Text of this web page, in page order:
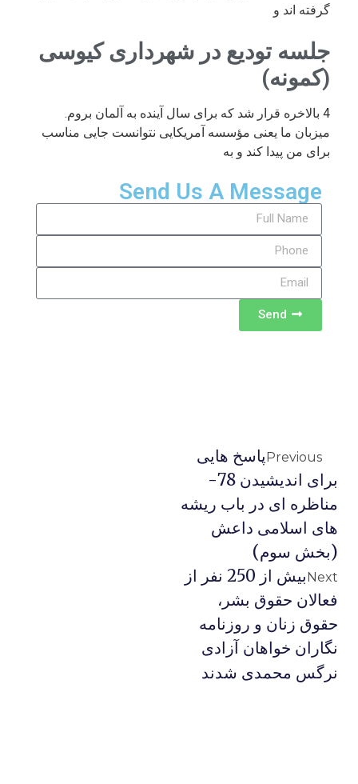
گرفته اند و
جلسه تودیع در شهرداری کیوسی
(کمونه)
4 بالاخره قرار شد که برای سال آینده به آلمان بروم.
میزبان ما یعنی مؤسسه آمریکایی نتوانست جایی مناسب
برای من پیدا کند و به
Send Us A Message
Send
Previousپاسخ هایی
برای اندیشیدن 78-
مناظره ای در باب ریشه
های اسلامی داعش
(بخش سوم)
Next
بیش از 250 نفر از
فعالان حقوق بشر،
حقوق زنان و روزنامه
نگاران خواهان آزادی
نرگس محمدی شدند